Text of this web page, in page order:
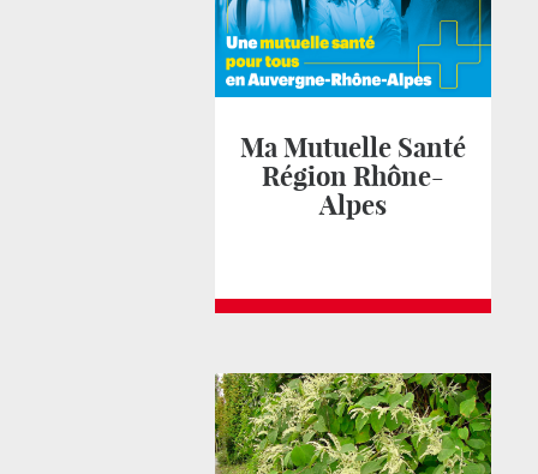
Ma Mutuelle Santé
Région Rhône-
Alpes